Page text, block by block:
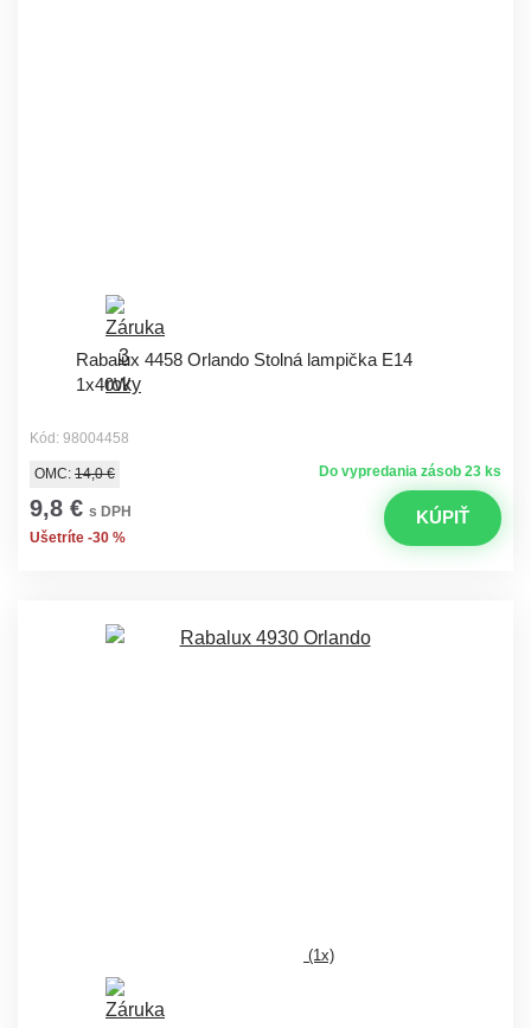
Rabalux 4458 Orlando Stolná lampička E14
1x40W
Kód: 98004458
Do vypredania zásob 23 ks
OMC: 14,0 €
9,8 € s DPH
Ušetríte -30 %
KÚPIŤ
(1x)